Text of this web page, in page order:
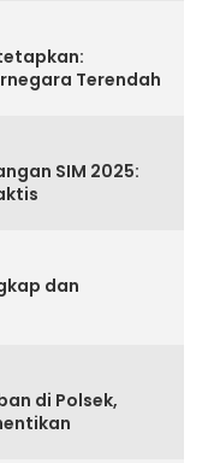
Terendah
SIM 2025:
dan
di Polsek,